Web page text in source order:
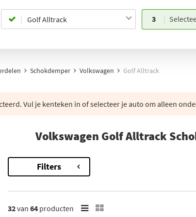
3
Schokdemper Volkswagen Golf Alltrack
Vul je kenteken in of selecteer je auto om alleen
Volkswagen Golf Alltrack
Filters
32van 64 producten